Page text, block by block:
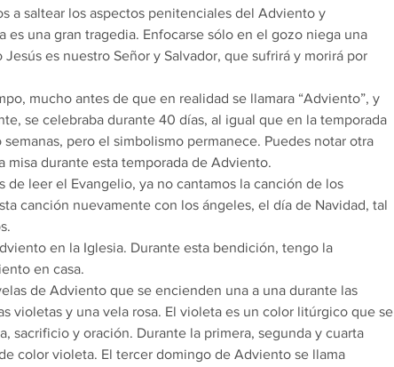
a saltear los aspectos penitenciales del Adviento y
es una gran tragedia. Enfocarse sólo en el gozo niega una
es nuestro Señor y Salvador, que sufrirá y morirá por
mucho antes de que en realidad se llamara “Adviento”, y
se celebraba durante 40 días, al igual que en la temporada
pero el simbolismo permanece. Puedes notar otra
misa durante esta temporada de Adviento.
leer el Evangelio, ya no cantamos la canción de los
canción nuevamente con los ángeles, el día de Navidad, tal
en la Iglesia. Durante esta bendición, tengo la
en casa.
de Adviento que se encienden una a una durante las
violetas y una vela rosa. El violeta es un color litúrgico que se
sacrificio y oración. Durante la primera, segunda y cuarta
color violeta. El tercer domingo de Adviento se llama